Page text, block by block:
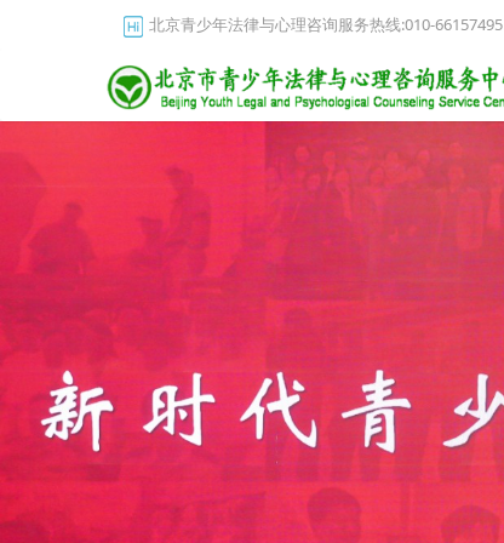
北京青少年法律与心理咨询服务热线:010-66157495